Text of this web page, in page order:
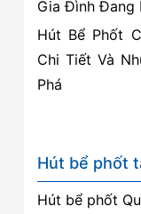
Gia Đình Đang
Hút Bể Phốt
Chi Tiết Và
Phá
Hút bể phốt
Hút bể phốt